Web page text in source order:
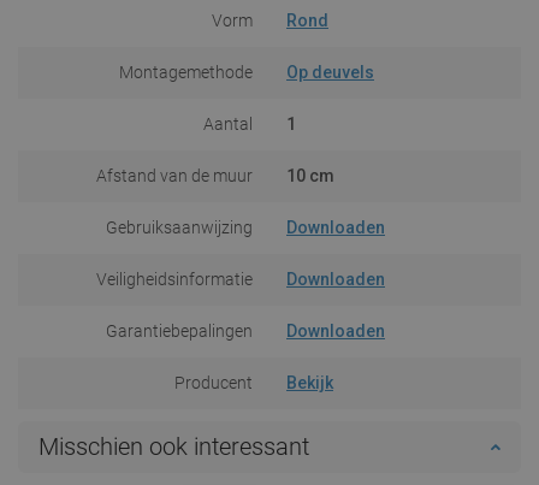
Vorm Rond
Montagemethode Op deuvels
Aantal 1
Afstand van de muur 10 cm
Gebruiksaanwijzing Downloaden
Veiligheidsinformatie Downloaden
Garantiebepalingen Downloaden
Producent Bekijk
Misschien ook interessant